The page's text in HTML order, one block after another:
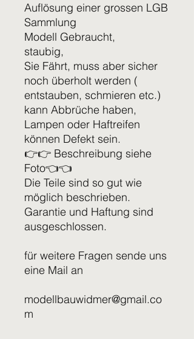
Auflösung einer grossen LGB
Sammlung
Modell Gebraucht,
staubig,
Sie Fährt, muss aber sicher
noch überholt werden (
entstauben, schmieren etc.)
kann Abbrüche haben,
Lampen oder Haftreifen
können Defekt sein.
👉👉 Beschreibung siehe
Foto👈👈
Die Teile sind so gut wie
möglich beschrieben.
Garantie und Haftung sind
ausgeschlossen.
für weitere Fragen sende uns
eine Mail an
modellbauwidmer@gmail.co
m